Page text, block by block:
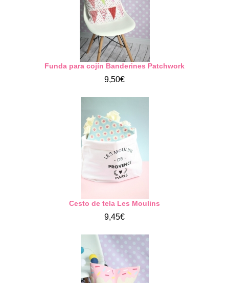
Funda para cojín Banderines Patchwork
9,50€
Cesto de tela Les Moulins
9,45€